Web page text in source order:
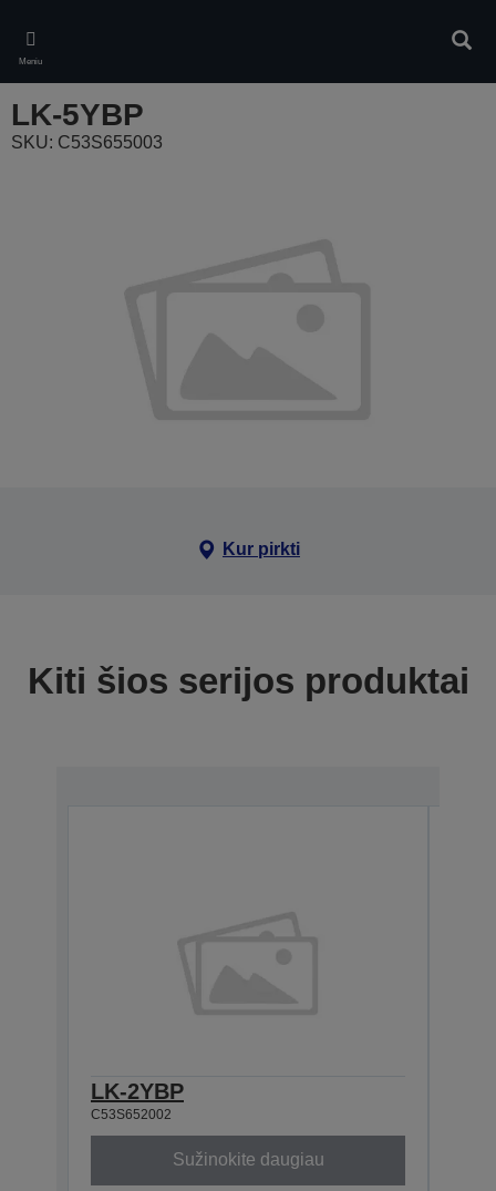
main
content
Meniu
LK-5YBP
SKU: C53S655003
Kur pirkti
Kiti šios serijos produktai
LK-2YBP
C53S652002
Sužinokite daugiau